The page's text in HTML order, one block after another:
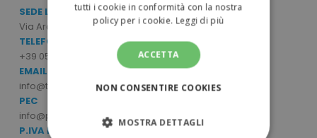
SEDE LEGALE E OPERATIVA
Via Archimede Bellatalla, 7/9 - 56121 Ospedaletto (PI)
TELEFONO
+39 050 6390770
EMAIL
info@tuttodapersonalizzare.it
PEC
info@pec.mcpromo.it
P.IVA E CODICE FISCALE
tutti i cookie in conformità con la nostra
policy per i cookie. Leggi di più
ACCETTA
NON CONSENTIRE COOKIES
MOSTRA DETTAGLI